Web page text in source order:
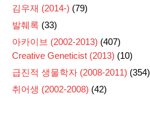
김우재 (2014-) (79)
발췌록 (33)
아카이브 (2002-2013) (407)
Creative Geneticist (2013) (10)
급진적 생물학자 (2008-2011) (354)
취어생 (2002-2008) (42)